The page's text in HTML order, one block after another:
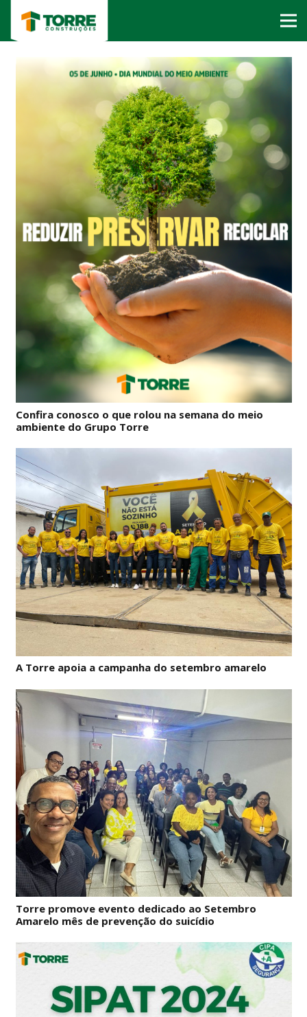
Confira conosco o que rolou na semana do meio
ambiente do Grupo Torre
A Torre apoia a campanha do setembro amarelo
Torre promove evento dedicado ao Setembro
Amarelo mês de prevenção do suicídio